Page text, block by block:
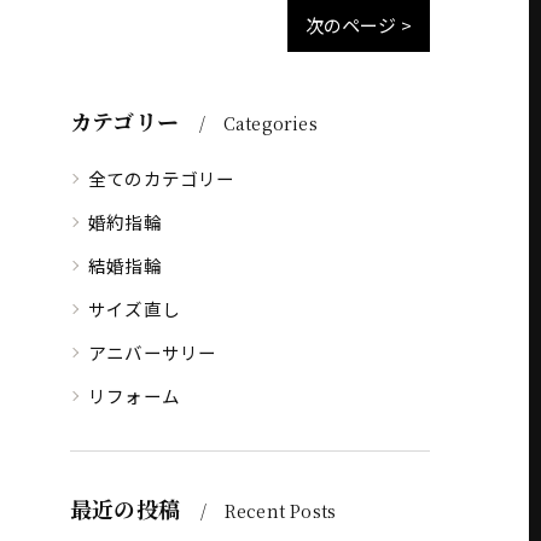
次のページ >
カテゴリー Categories
全てのカテゴリー
婚約指輪
結婚指輪
サイズ直し
アニバーサリー
リフォーム
最近の投稿 Recent Posts